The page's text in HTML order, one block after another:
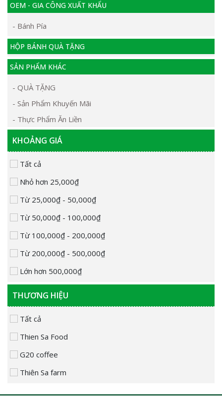
OEM - GIA CÔNG XUẤT KHẨU
- Bánh Pía
HỘP BÁNH QUÀ TẶNG
SẢN PHẨM KHÁC
- QUÀ TẶNG
- Sản Phẩm Khuyến Mãi
- Thực Phẩm Ăn Liền
KHOẢNG GIÁ
Tất cả
Nhỏ hơn 25,000₫
Từ 25,000₫ - 50,000₫
Từ 50,000₫ - 100,000₫
Từ 100,000₫ - 200,000₫
Từ 200,000₫ - 500,000₫
Lớn hơn 500,000₫
THƯƠNG HIỆU
Tất cả
Thien Sa Food
G20 coffee
Thiên Sa farm